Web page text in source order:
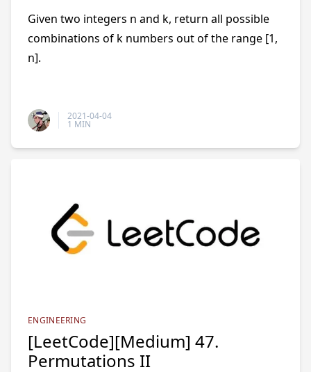
Given two integers n and k, return all possible
combinations of k numbers out of the range [1,
n].
2021-04-04
1 MIN
ENGINEERING
[LeetCode][Medium] 47.
Permutations II